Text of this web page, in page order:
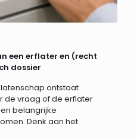
een erflater en (recht
dossier
ontstaat
de vraag of de erflater
belangrijke
Denk aan het